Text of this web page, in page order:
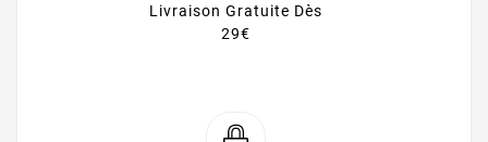
Livraison Gratuite Dès
29€